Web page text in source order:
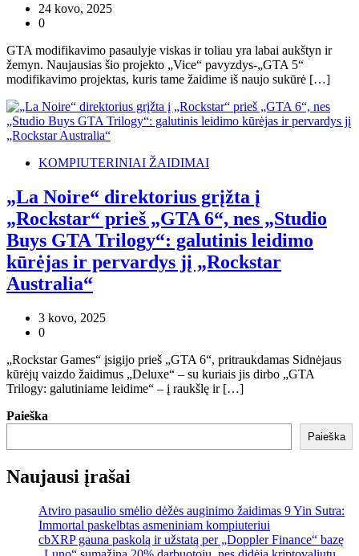
24 kovo, 2025
0
GTA modifikavimo pasaulyje viskas ir toliau yra labai aukštyn ir
žemyn. Naujausias šio projekto „Vice“ pavyzdys-„GTA 5“
modifikavimo projektas, kuris tame žaidime iš naujo sukūrė […]
KOMPIUTERINIAI ŽAIDIMAI
„La Noire“ direktorius grįžta į
„Rockstar“ prieš „GTA 6“, nes „Studio
Buys GTA Trilogy“: galutinis leidimo
kūrėjas ir pervardys jį „Rockstar
Australia“
3 kovo, 2025
0
„Rockstar Games“ įsigijo prieš „GTA 6“, pritraukdamas Sidnėjaus
kūrėjų vaizdo žaidimus „Deluxe“ – su kuriais jis dirbo „GTA
Trilogy: galutiniame leidime“ – į raukšlę ir […]
Paieška
Paieška
Naujausi įrašai
Atviro pasaulio smėlio dėžės auginimo žaidimas 9 Yin Sutra:
Immortal paskelbtas asmeniniam kompiuteriui
cbXRP gauna paskolą ir užstatą per „Doppler Finance“ bazę